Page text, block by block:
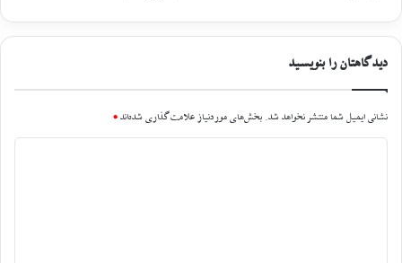
دیدگاهتان را بنویسید
نشانی ایمیل شما منتشر نخواهد شد. بخش‌های موردنیاز علامت‌گذاری شده‌اند *